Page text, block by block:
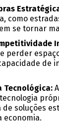
como
se tornar
perder
de
Tecnológica:
soluções
economia.